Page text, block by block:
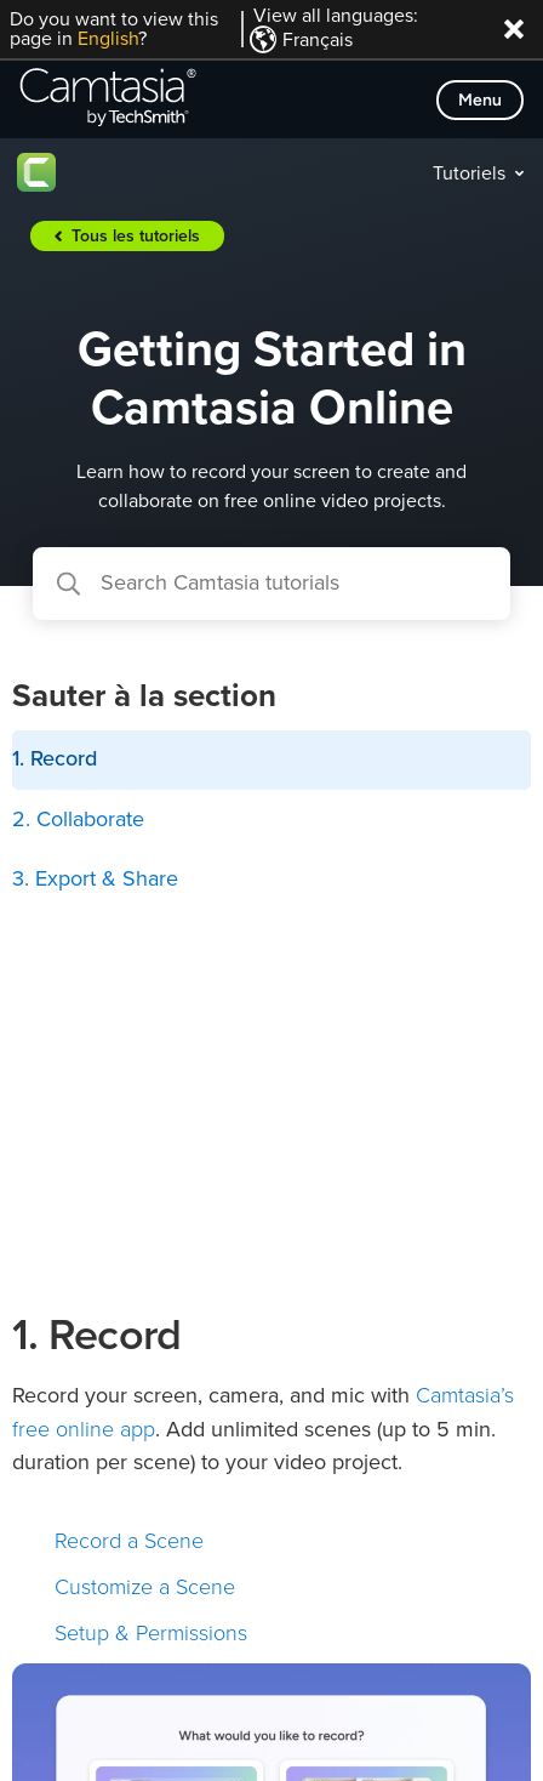
Passer
directement
contenu
Do you want to view this
page in English?
View all languages:
Français
Menu
Tutoriels
Tous les tutoriels
Getting Started in
Camtasia Online
Learn how to record your screen to create and
collaborate on free online video projects.
1. Record
Record your screen, camera, and mic with Camtasia’s
free online app. Add unlimited scenes (up to 5 min.
duration per scene) to your video project.
Record a Scene
Customize a Scene
Setup & Permissions
Sauter à la section
1. Record
2. Collaborate
3. Export & Share